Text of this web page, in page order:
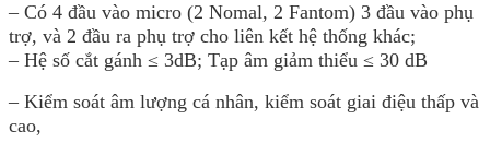
– Có 4 đầu vào micro (2 Nomal, 2 Fantom) 3 đầu vào phụ
trợ, và 2 đầu ra phụ trợ cho liên kết hệ thống khác;
– Hệ số cắt gánh ≤ 3dB; Tạp âm giảm thiểu ≤ 30 dB
– Kiểm soát âm lượng cá nhân, kiểm soát giai điệu thấp và
cao,